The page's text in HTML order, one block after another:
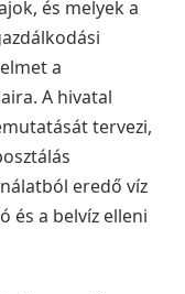
és melyek a
a
A hivatal
tervezi,
eredő víz
és a belvíz elleni